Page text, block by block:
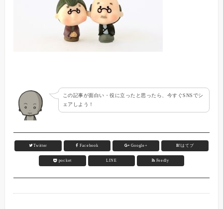
この記事が面白い・役に立ったと思ったら、今すぐSNSでシ
ェアしよう！
Twitter Facebook Google+ B!はてブ
pocket LINE Feedly